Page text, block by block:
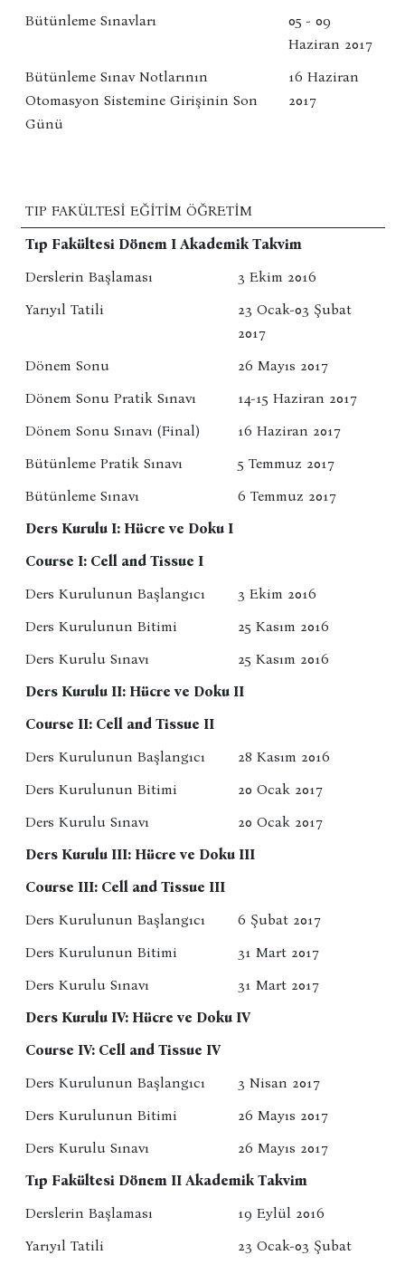
Bütünleme Sınavları
05 - 09
Haziran 2017
Bütünleme Sınav Notlarının
Otomasyon Sistemine Girişinin Son
Günü
16 Haziran
2017
TIP FAKÜLTESI EĞITIM ÖĞRETIM
Tıp Fakültesi Dönem I Akademik Takvim
Derslerin Başlaması
3 Ekim 2016
Yarıyıl Tatili
23 Ocak-03 Şubat
2017
Dönem Sonu
26 Mayıs 2017
Dönem Sonu Pratik Sınavı
14-15 Haziran 2017
Dönem Sonu Sınavı (Final)
16 Haziran 2017
Bütünleme Pratik Sınavı
5 Temmuz 2017
Bütünleme Sınavı
6 Temmuz 2017
Ders Kurulu I: Hücre ve Doku I
Course I: Cell and Tissue I
Ders Kurulunun Başlangıcı
3 Ekim 2016
Ders Kurulunun Bitimi
25 Kasım 2016
Ders Kurulu Sınavı
25 Kasım 2016
Ders Kurulu II: Hücre ve Doku II
Course II: Cell and Tissue II
Ders Kurulunun Başlangıcı
28 Kasım 2016
Ders Kurulunun Bitimi
20 Ocak 2017
Ders Kurulu Sınavı
20 Ocak 2017
Ders Kurulu III: Hücre ve Doku III
Course III: Cell and Tissue III
Ders Kurulunun Başlangıcı
6 Şubat 2017
Ders Kurulunun Bitimi
31 Mart 2017
Ders Kurulu Sınavı
31 Mart 2017
Ders Kurulu IV: Hücre ve Doku IV
Course IV: Cell and Tissue IV
Ders Kurulunun Başlangıcı
3 Nisan 2017
Ders Kurulunun Bitimi
26 Mayıs 2017
Ders Kurulu Sınavı
26 Mayıs 2017
Tıp Fakültesi Dönem II Akademik Takvim
Derslerin Başlaması
19 Eylül 2016
Yarıyıl Tatili
23 Ocak-03 Şubat